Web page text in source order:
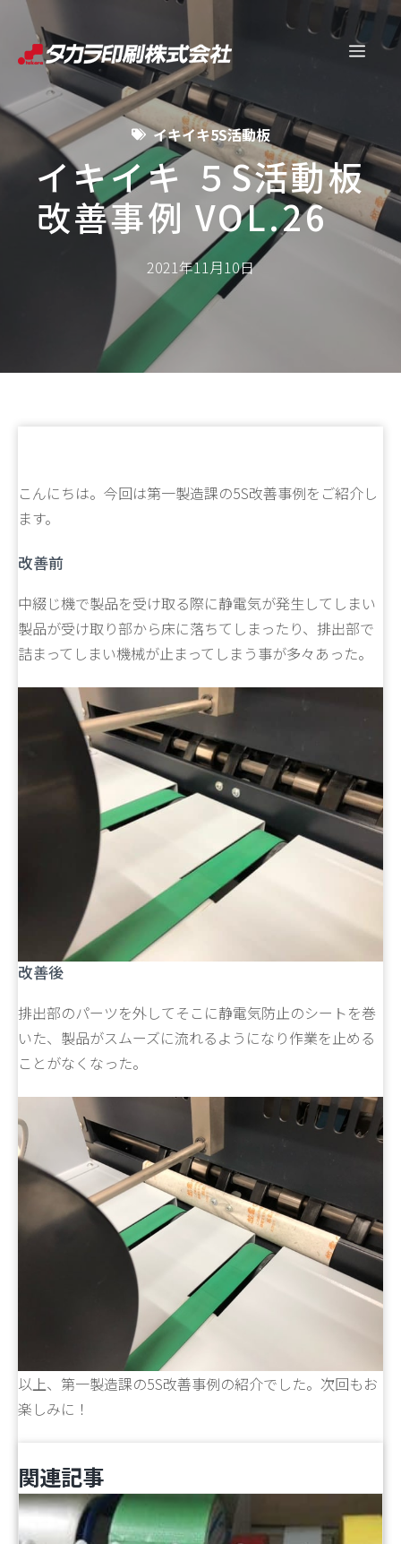
ツ
ス
メ
ュ
ー
イキイキ5S活動板
イキイキ ５S活動板
改善事例 VOL.26
2021年11月10日
こんにちは。今回は第一製造課の5S改善事例をご紹介し
ます。
改善前
中綴じ機で製品を受け取る際に静電気が発生してしまい
製品が受け取り部から床に落ちてしまったり、排出部で
詰まってしまい機械が止まってしまう事が多々あった。
改善後
排出部のパーツを外してそこに静電気防止のシートを巻
いた、製品がスムーズに流れるようになり作業を止める
ことがなくなった。
以上、第一製造課の5S改善事例の紹介でした。次回もお
楽しみに！
関連記事